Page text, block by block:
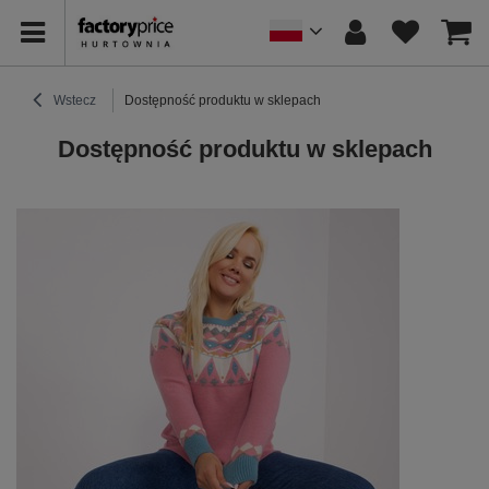
Wstecz Dostępność produktu w sklepach
Dostępność produktu w sklepach